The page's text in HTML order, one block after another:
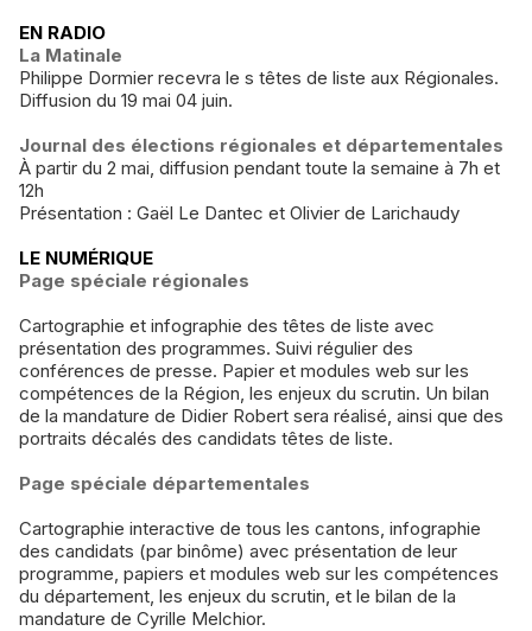
EN RADIO
La Matinale
Philippe Dormier recevra le s têtes de liste aux Régionales.
Diffusion du 19 mai 04 juin.
Journal des élections régionales et départementales
À partir du 2 mai, diffusion pendant toute la semaine à 7h et
12h
Présentation : Gaël Le Dantec et Olivier de Larichaudy
LE NUMÉRIQUE
Page spéciale régionales
Cartographie et infographie des têtes de liste avec
présentation des programmes. Suivi régulier des
conférences de presse. Papier et modules web sur les
compétences de la Région, les enjeux du scrutin. Un bilan
de la mandature de Didier Robert sera réalisé, ainsi que des
portraits décalés des candidats têtes de liste.
Page spéciale départementales
Cartographie interactive de tous les cantons, infographie
des candidats (par binôme) avec présentation de leur
programme, papiers et modules web sur les compétences
du département, les enjeux du scrutin, et le bilan de la
mandature de Cyrille Melchior.